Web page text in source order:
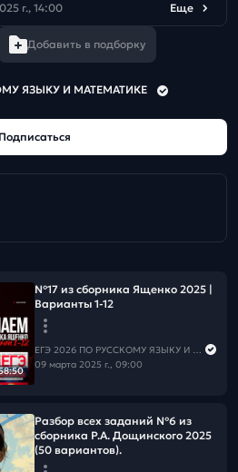
г., 14:00 Еще
Добавить в подборку
ЯЗЫКУ И МАТЕМАТИКЕ
Подписаться
№17 из сборника Ященко 2025 |
Варианты 1-12
ЕГЭ 2026 ПО РУССКОМУ ЯЗЫКУ И МАТЕМАТИКЕ
09 марта 2025 г., 09:00
Разбор всех заданий №6 из
сборника Р.А. Дощинского 2025
(50 вариантов).